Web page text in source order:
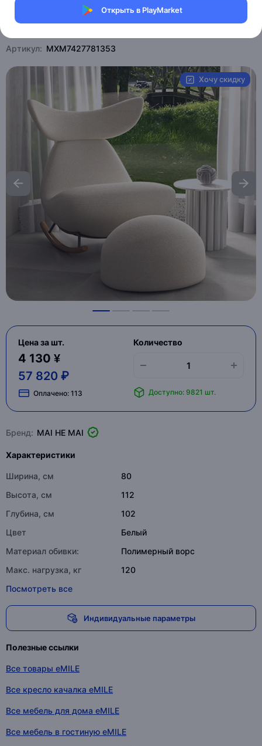
Открыть в PlayMarket
Артикул: MXM7427781353
Хочу скидку
Цена за шт.
4 130 ¥
57 820 ₽
Оплачено: 113
Количество
Доступно: 9821 шт.
Бренд: MAI HE MAI
Характеристики
Ширина, см
80
Высота, см
112
Глубина, см
102
Цвет
Белый
Материал обивки:
Полимерный ворс
Макс. нагрузка, кг
120
Посмотреть все
Индивидуальные параметры
Полезные ссылки
Все товары eMILE
Все кресло качалка eMILE
Все мебель для дома eMILE
Все мебель в гостиную eMILE